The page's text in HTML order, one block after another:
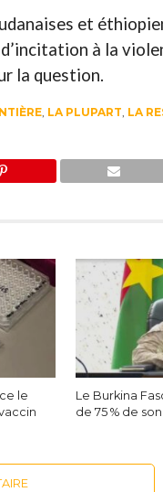
et
à la
la question.
, LA PLUPART, LA
le
Le Burkina
de 75 % de